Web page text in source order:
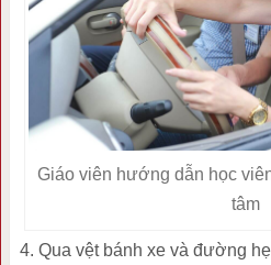
Giáo viên hướng dẫn học
tâm
4. Qua vệt bánh xe và đường